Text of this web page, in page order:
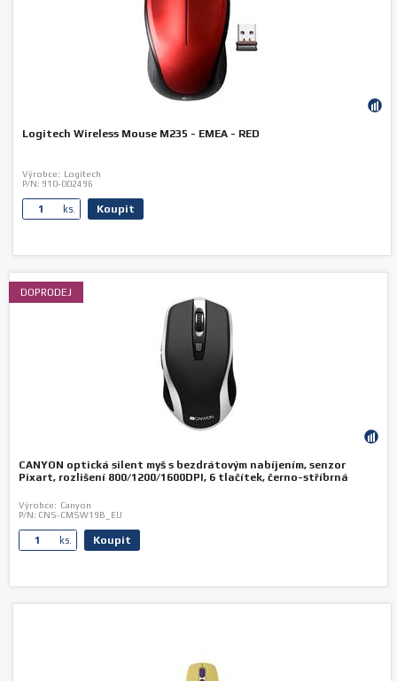
Logitech Wireless Mouse M235 - EMEA - RED
Výrobce: Logitech
P/N: 910-002496
ks. Koupit
DOPRODEJ
CANYON optická silent myš s bezdrátovým nabíjením, senzor
Pixart, rozlišení 800/1200/1600DPI, 6 tlačítek, černo-stříbrná
Výrobce: Canyon
P/N: CNS-CMSW19B_EU
ks. Koupit